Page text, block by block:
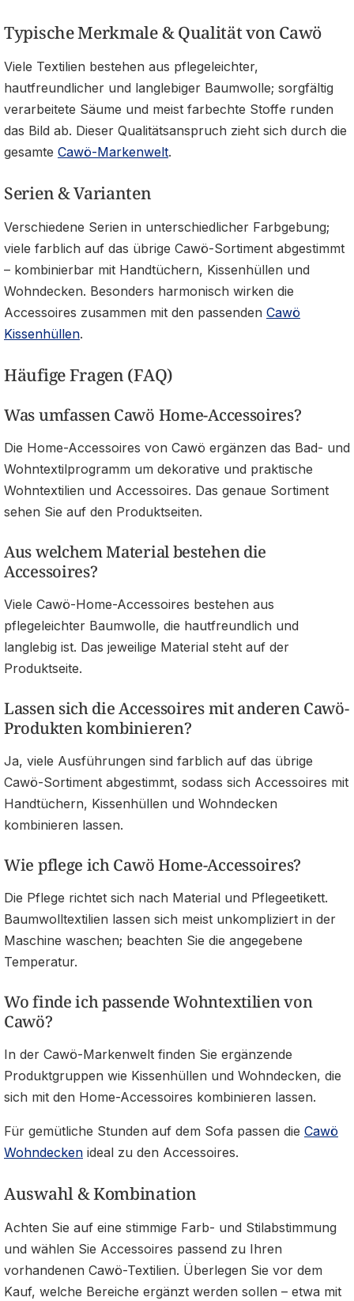
Typische Merkmale & Qualität von Cawö
Viele Textilien bestehen aus pflegeleichter,
hautfreundlicher und langlebiger Baumwolle; sorgfältig
verarbeitete Säume und meist farbechte Stoffe runden
das Bild ab. Dieser Qualitätsanspruch zieht sich durch die
gesamte Cawö-Markenwelt.
Serien & Varianten
Verschiedene Serien in unterschiedlicher Farbgebung;
viele farblich auf das übrige Cawö-Sortiment abgestimmt
– kombinierbar mit Handtüchern, Kissenhüllen und
Wohndecken. Besonders harmonisch wirken die
Accessoires zusammen mit den passenden Cawö
Kissenhüllen.
Häufige Fragen (FAQ)
Was umfassen Cawö Home-Accessoires?
Die Home-Accessoires von Cawö ergänzen das Bad- und
Wohntextilprogramm um dekorative und praktische
Wohntextilien und Accessoires. Das genaue Sortiment
sehen Sie auf den Produktseiten.
Aus welchem Material bestehen die
Accessoires?
Viele Cawö-Home-Accessoires bestehen aus
pflegeleichter Baumwolle, die hautfreundlich und
langlebig ist. Das jeweilige Material steht auf der
Produktseite.
Lassen sich die Accessoires mit anderen Cawö-
Produkten kombinieren?
Ja, viele Ausführungen sind farblich auf das übrige
Cawö-Sortiment abgestimmt, sodass sich Accessoires mit
Handtüchern, Kissenhüllen und Wohndecken
kombinieren lassen.
Wie pflege ich Cawö Home-Accessoires?
Die Pflege richtet sich nach Material und Pflegeetikett.
Baumwolltextilien lassen sich meist unkompliziert in der
Maschine waschen; beachten Sie die angegebene
Temperatur.
Wo finde ich passende Wohntextilien von
Cawö?
In der Cawö-Markenwelt finden Sie ergänzende
Produktgruppen wie Kissenhüllen und Wohndecken, die
sich mit den Home-Accessoires kombinieren lassen.
Für gemütliche Stunden auf dem Sofa passen die Cawö
Wohndecken ideal zu den Accessoires.
Auswahl & Kombination
Achten Sie auf eine stimmige Farb- und Stilabstimmung
und wählen Sie Accessoires passend zu Ihren
vorhandenen Cawö-Textilien. Überlegen Sie vor dem
Kauf, welche Bereiche ergänzt werden sollen – etwa mit